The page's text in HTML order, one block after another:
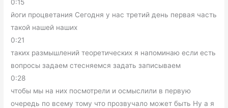
0:15
йоги процветания Сегодня у нас третий день первая часть
такой нашей наших
0:21
таких размышлений теоретических я напоминаю если есть
вопросы задаем стесняемся задать записываем
0:28
чтобы мы на них посмотрели и осмыслили в первую
очередь по всему тому что прозвучало может быть Ну а я